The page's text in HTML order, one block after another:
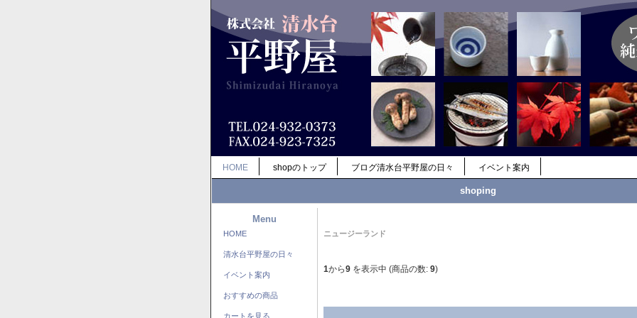
HOME shopのトップ ブログ清水台平野屋の日々 イベント案内
shoping
Menu
HOME
清水台平野屋の日々
イベント案内
おすすめの商品
カートを見る
ニュージーランド
1から9 を表示中 (商品の数: 9)